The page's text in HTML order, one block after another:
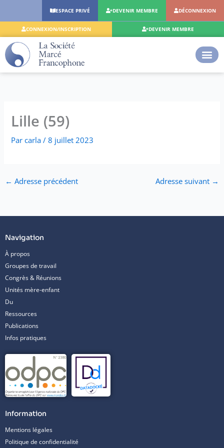
contenu
ESPACE PRIVÉ DEVENIR MEMBRE DÉCONNEXION
CONNEXION/INSCRIPTION DEVENIR MEMBRE
Lille (59)
Parcarla/8 juillet 2023
← Adresse précédent Adresse suivant →
Navigation
À propos
Groupes de travail
Congrès & Réunions
Unités mère-enfant
Du
Ressources
Publications
Infos pratiques
Information
Mentions légales
Politique de confidentialité